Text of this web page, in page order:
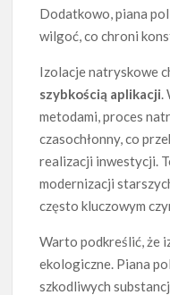
Dodatkowo, piana
wilgoć, co chroni
Izolacje natryskowe
szybkością aplikacji.
metodami, proces
czasochłonny, co
realizacji inwestycji.
modernizacji
często kluczowym
Warto podkreślić, że
ekologiczne. Piana
szkodliwych